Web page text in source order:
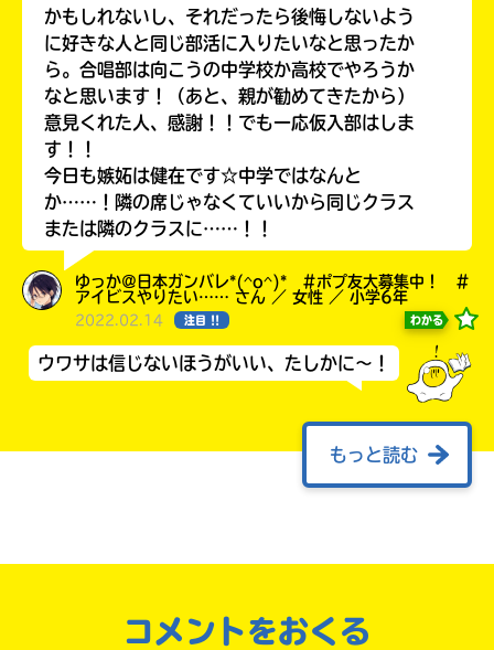
かもしれないし、それだったら後悔しないよう
に好きな人と同じ部活に入りたいなと思ったか
ら。合唱部は向こうの中学校か高校でやろうか
なと思います！（あと、親が勧めてきたから）
意見くれた人、感謝！！でも一応仮入部はしま
す！！
今日も嫉妬は健在です☆中学ではなんと
か……！隣の席じゃなくていいから同じクラス
または隣のクラスに……！！
ゆっか＠日本ガンバレ*(^o^)* #ポプ友大募集中！ #
アイビスやりたい…… さん ／ 女性 ／ 小学6年
2022.02.14 注目 !! わかる
ウワサは信じないほうがいい、たしかに～！
もっと読む
異性って、好きじゃないのにドキドキすること
ゆっか＠颯爽と突っ走れ #ポプ友、ちゃん付け・呼び
捨て、タメ口大歓迎！ さん ／ 女性 ／ 小学6年
コメントをおくる